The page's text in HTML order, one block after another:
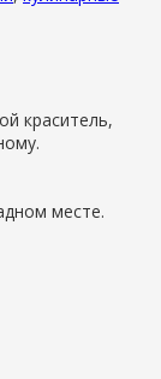
краситель,
месте.